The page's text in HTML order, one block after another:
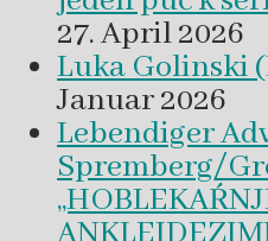
27. April 2026
Luka Golinski
Januar 2026
Lebendiger
Spremberg/